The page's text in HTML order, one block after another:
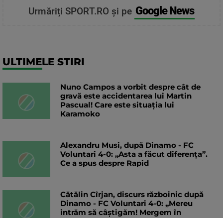
Urmăriți SPORT.RO și pe Google News
ULTIMELE STIRI
Nuno Campos a vorbit despre cât de
gravă este accidentarea lui Martin
Pascual! Care este situația lui
Karamoko
Alexandru Musi, după Dinamo - FC
Voluntari 4-0: „Asta a făcut diferența”.
Ce a spus despre Rapid
Cătălin Cîrjan, discurs războinic după
Dinamo - FC Voluntari 4-0: „Mereu
intrăm să câștigăm! Mergem în